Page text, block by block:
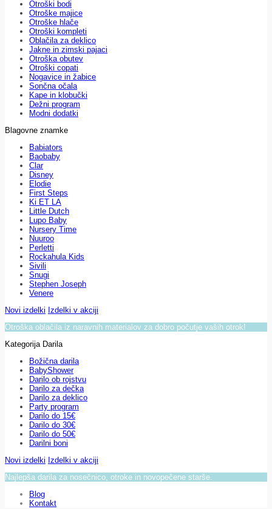
Otroški bodi
Otroške majice
Otroške hlače
Otroški kompleti
Oblačila za deklico
Jakne in zimski pajaci
Otroška obutev
Otroški copati
Nogavice in žabice
Sončna očala
Kape in klobučki
Dežni program
Modni dodatki
Blagovne znamke
Babiators
Baobaby
Clar
Disney
Elodie
First Steps
Ki ET LA
Little Dutch
Lupo Baby
Nursery Time
Nuuroo
Perletti
Rockahula Kids
Sivili
Snugi
Stephen Joseph
Venere
Novi izdelki Izdelki v akciji
Otroška oblačila iz naravnih materialov za dobro počutje vaših otrok!
Kategorija Darila
Božična darila
BabyShower
Darilo ob rojstvu
Darilo za dečka
Darilo za deklico
Party program
Darilo do 15€
Darilo do 30€
Darilo do 50€
Darilni boni
Novi izdelki Izdelki v akciji
Najlepša darila za nosečnico, otroke in novopečene starše.
Blog
Kontakt